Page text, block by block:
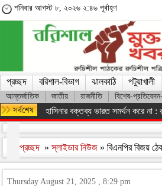
শনিবার আগস্ট ৮, ২০২৬ ২:৪৬ পূর্বাহ্ণ
প্রচ্ছদ বরিশাল-বিভাগ ঝালকাঠি পটুয়াখালী
আন্তর্জাতিক জাতীয় রাজনীতি বিশেষ-
শেখ হাসিনার সঙ্গে দেশে ফিরতে চান
প্রচ্ছদ »স্লাইডার নিউজ » বিএনপির বিজয়
Thursday August 21, 2025 , 8:29 pm